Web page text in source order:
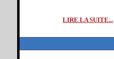
LIRE LA SUITE...